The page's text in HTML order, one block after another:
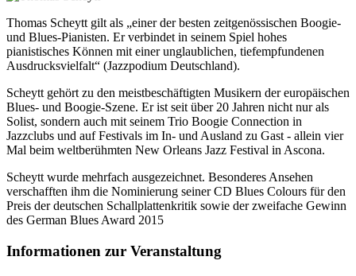
Thomas Scheytt gilt als „einer der besten zeitgenössischen Boogie-
und Blues-Pianisten. Er verbindet in seinem Spiel hohes
pianistisches Können mit einer unglaublichen, tiefempfundenen
Ausdrucksvielfalt“ (Jazzpodium Deutschland).
Scheytt gehört zu den meistbeschäftigten Musikern der europäischen
Blues- und Boogie-Szene. Er ist seit über 20 Jahren nicht nur als
Solist, sondern auch mit seinem Trio Boogie Connection in
Jazzclubs und auf Festivals im In- und Ausland zu Gast - allein vier
Mal beim weltberühmten New Orleans Jazz Festival in Ascona.
Scheytt wurde mehrfach ausgezeichnet. Besonderes Ansehen
verschafften ihm die Nominierung seiner CD Blues Colours für den
Preis der deutschen Schallplattenkritik sowie der zweifache Gewinn
des German Blues Award 2015
Informationen zur Veranstaltung